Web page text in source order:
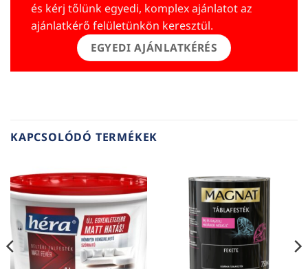
és kérj tőlünk egyedi, komplex ajánlatot az
ajánlatkérő felületünkön keresztül.
EGYEDI AJÁNLATKÉRÉS
KAPCSOLÓDÓ TERMÉKEK